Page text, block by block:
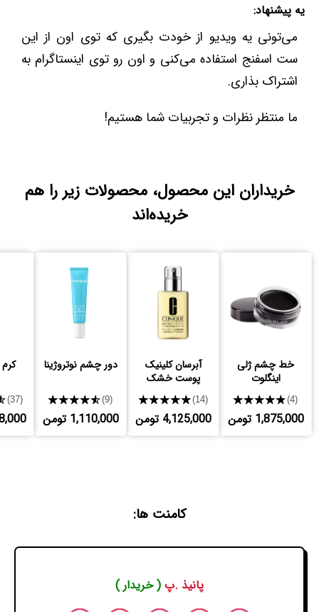
یه پیشنهاد:
می‌تونی یه ویدیو از خودت بگیری که توی اون از این
ست اسفنج استفاده می‌کنی و اون رو توی اینستاگرام به
اشتراک بذاری.
ما منتظر نظرات و تجربیات شما هستیم!
خریداران این محصول، محصولات زیر را هم
خریده‌اند
خط چشم ژلی
اینگلوت
★★★★★(4)
1,875,000 تومن
آبرسان کلینیک
پوست خشک
★★★★★(14)
4,125,000 تومن
دور چشم نوتروژینا
★★★★★(9)
1,110,000 تومن
(37)
کامنت ها:
پانیذ .پ ( خریدار )